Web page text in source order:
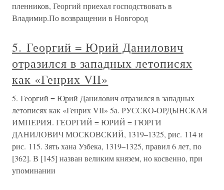
пленников, Георгий приехал господствовать в
Владимир.По возвращении в Новгород
5. Георгий = Юрий Данилович
отразился в западных летописях
как «Генрих VII»
5. Георгий = Юрий Данилович отразился в западных
летописях как «Генрих VII» 5а. РУССКО-ОРДЫНСКАЯ
ИМПЕРИЯ. ГЕОРГИЙ = ЮРИЙ = ГЮРГИ
ДАНИЛОВИЧ МОСКОВСКИЙ, 1319–1325, рис. 114 и
рис. 115. Зять хана Узбека, 1319–1325, правил 6 лет, по
[362]. В [145] назван великим князем, но косвенно, при
упоминании